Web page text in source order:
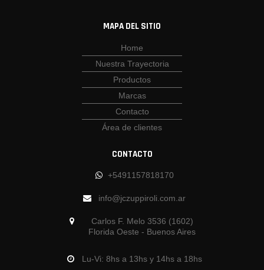
MAPA DEL SITIO
Home
Nuestra Trayectoria
Productos
Marcas
Contacto
Área de clientes
CONTACTO
+5491157818170
info@jczuppiroli.com.ar
Carlos F. Melo 3536 (1602)
Florida Oeste - Buenos Aires
Lu-Vi: 8hs a 13hs y 14hs a 18hs